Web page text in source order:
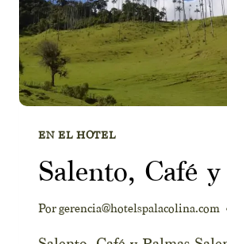
EN EL HOTEL
Salento, Café
Porgerencia@hotelspalacolina.com